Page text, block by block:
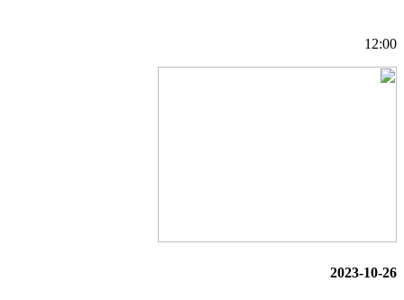
12:00
2023-10-26